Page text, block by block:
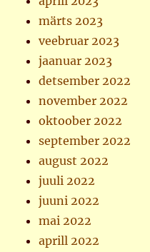
märts 2023
veebruar 2023
jaanuar 2023
detsember 2022
november 2022
oktoober 2022
september 2022
august 2022
juuli 2022
juuni 2022
mai 2022
aprill 2022